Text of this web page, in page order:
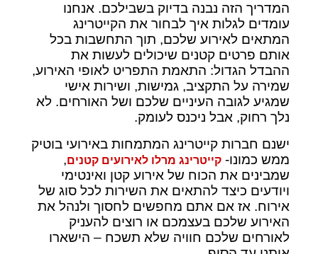
המדריך הזה נבנה בדיוק בשבילכם. אנחנו
עומדים לגלות איך לבחור את הקייטרינג
המתאים לאירוע שלכם, תוך התחשבות בכל
אותם פרטים קטנים שיכולים לעשות את
ההבדל הגדול: התאמת התפריט לאופי האירוע,
שמירה על התקציב, גמישות, ושירות אישי
שמגיע לגובה העיניים שלכם ושל האורחים. לא
נלך רחוק, אבל ניכנס לעומק.
ישנם חברות קייטרינג המתמחות באירועי בוטיק
ממש כמונו- קייטרינג מרלו לאירועים קטנים,
שמבינים את הכוח של אירוע קטן ואינטימי
ויודעים כיצד להתאים את השירות לכל סוג של
אירוח. אז אם אתם מחפשים לחסוך ולנהל את
האירוע שלכם בעצמכם או רוצים להעניק
לאורחים שלכם חוויה שלא תשכח – הישארו